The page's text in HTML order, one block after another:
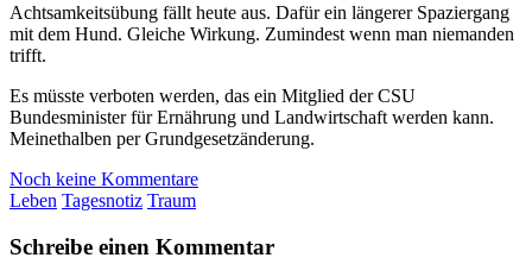
Achtsamkeitsübung fällt heute aus. Dafür ein längerer Spaziergang
mit dem Hund. Gleiche Wirkung. Zumindest wenn man niemanden
trifft.
Es müsste verboten werden, das ein Mitglied der CSU
Bundesminister für Ernährung und Landwirtschaft werden kann.
Meinethalben per Grundgesetzänderung.
Noch keine Kommentare
Leben Tagesnotiz Traum
Schreibe einen Kommentar